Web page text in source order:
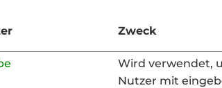
Zweck
Wird verwendet,
Nutzer mit